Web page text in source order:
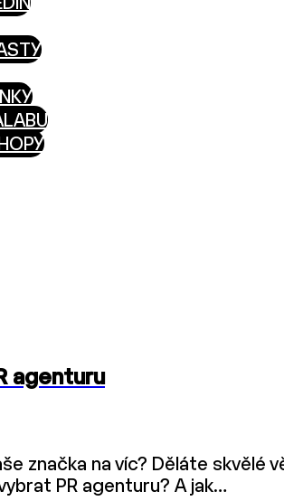
agenturu
značka na víc? Děláte skvělé
PR agenturu? A jak…